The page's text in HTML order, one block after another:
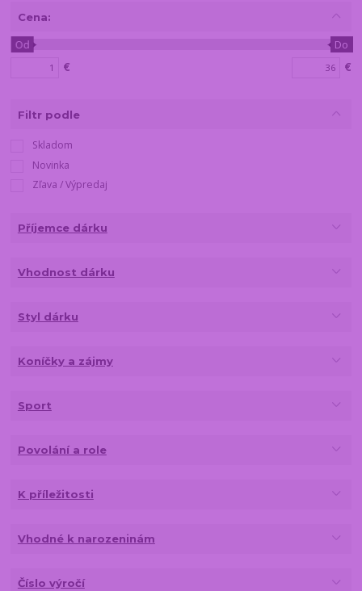
Cena:
€
Od Do
€
Filtr podle
Skladom
Novinka
Zľava / Výpredaj
Příjemce dárku
Vhodnost dárku
Styl dárku
Koníčky a zájmy
Sport
Povolání a role
K příležitosti
Vhodné k narozeninám
Číslo výročí